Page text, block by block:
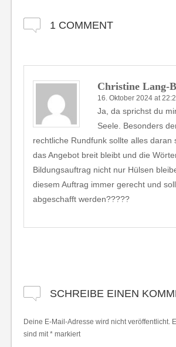
1 COMMENT
Christine Lang-
16. Oktober 2024 at
Ja, da sprichst du
Seele. Besonders
rechtliche Rundfunk sollte alles daran
das Angebot breit bleibt und die
Bildungsauftrag nicht nur Hülsen
diesem Auftrag immer gerecht und
abgeschafft werden?????
SCHREIBE EINEN
Deine E-Mail-Adresse wird nicht veröffentlicht.
sind mit* markiert